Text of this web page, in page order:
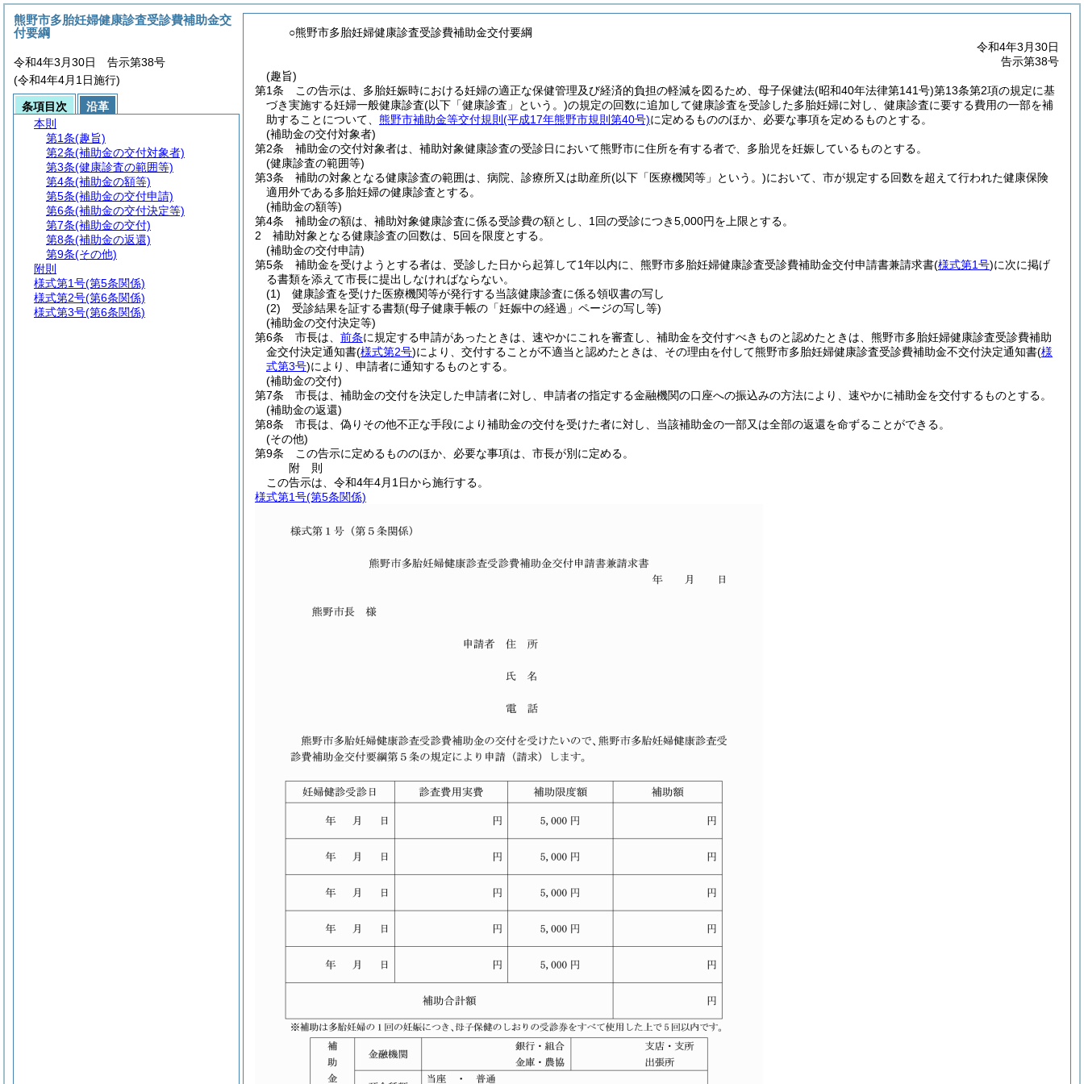
○熊野市多胎妊婦健康診査受診費補助金交付要綱
令和4年3月30日
告示第38号
(趣旨)
第1条
この告示は、多胎妊娠時における妊婦の適正な保健管理及び経済的負担の軽減を図るため、母子保健法(昭和40年法律第141号)第13条第2項の規定に基
づき実施する妊婦一般健康診査(以下「健康診査」という。)の規定の回数に追加して健康診査を受診した多胎妊婦に対し、健康診査に要する費用の一部を補
助することについて、 熊野市補助金等交付規則 (平成17年熊野市規則第40号)に定めるもののほか、必要な事項を定めるものとする。
(補助金の交付対象者)
第2条
補助金の交付対象者は、補助対象健康診査の受診日において熊野市に住所を有する者で、多胎児を妊娠しているものとする。
(健康診査の範囲等)
第3条
補助の対象となる健康診査の範囲は、病院、診療所又は助産所(以下「医療機関等」という。)において、市が規定する回数を超えて行われた健康保険
適用外である多胎妊婦の健康診査とする。
(補助金の額等)
第4条
補助金の額は、補助対象健康診査に係る受診費の額とし、1回の受診につき5,000円を上限とする。
2
補助対象となる健康診査の回数は、5回を限度とする。
(補助金の交付申請)
第5条
補助金を受けようとする者は、受診した日から起算して1年以内に、熊野市多胎妊婦健康診査受診費補助金交付申請書兼請求書(様式第1号)に次に掲げ
る書類を添えて市長に提出しなければならない。
(1)
健康診査を受けた医療機関等が発行する当該健康診査に係る領収書の写し
(2)
受診結果を証する書類(母子健康手帳の「妊娠中の経過」ページの写し等)
(補助金の交付決定等)
第6条
市長は、 前条に規定する申請があったときは、速やかにこれを審査し、補助金を交付すべきものと認めたときは、熊野市多胎妊婦健康診査受診費補助
金交付決定通知書(様式第2号)により、交付することが不適当と認めたときは、その理由を付して熊野市多胎妊婦健康診査受診費補助金不交付決定通知書(様
式第3号)により、申請者に通知するものとする。
(補助金の交付)
第7条
市長は、補助金の交付を決定した申請者に対し、申請者の指定する金融機関の口座への振込みの方法により、速やかに補助金を交付するものとする。
(補助金の返還)
第8条
市長は、偽りその他不正な手段により補助金の交付を受けた者に対し、当該補助金の一部又は全部の返還を命ずることができる。
(その他)
第9条
この告示に定めるもののほか、必要な事項は、市長が別に定める。
附 則
この告示は、令和4年4月1日から施行する。
様式第1号(第5条関係)
熊野市多胎妊婦健康診査受診費補助金交
付要綱
令和4年3月30日 告示第38号
(令和4年4月1日施行)
条項目次
沿革
本則
第1条(趣旨)
第2条(補助金の交付対象者)
第3条(健康診査の範囲等)
第4条(補助金の額等)
第5条(補助金の交付申請)
第6条(補助金の交付決定等)
第7条(補助金の交付)
第8条(補助金の返還)
第9条(その他)
附則
様式第1号(第5条関係)
様式第2号(第6条関係)
様式第3号(第6条関係)